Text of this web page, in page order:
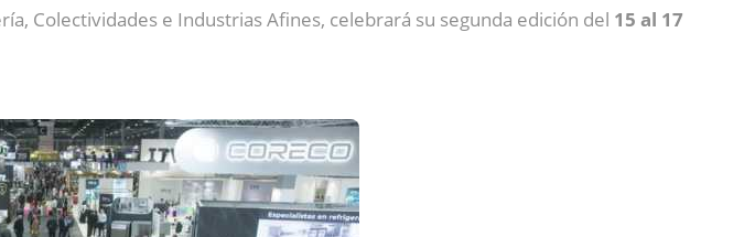
Colectividades e Industrias Afines, celebrará su segunda edición del 15 al 17